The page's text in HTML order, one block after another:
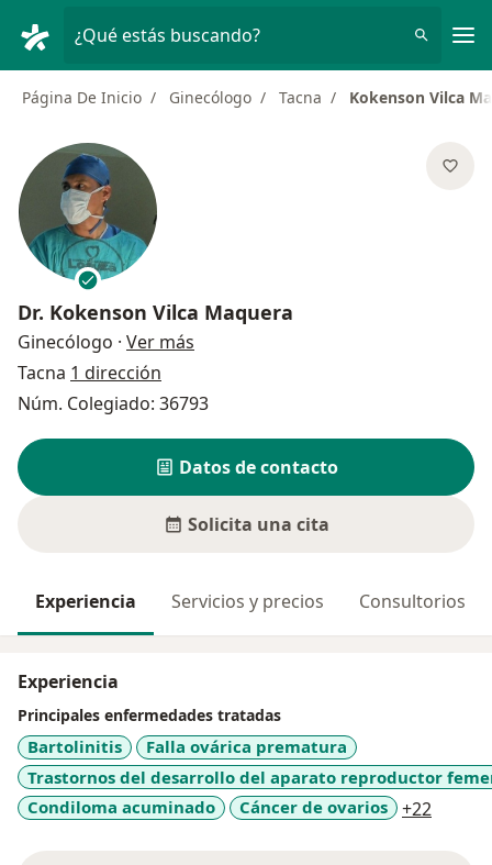
¿Qué estás buscando?
Página De Inicio Ginecólogo Tacna Kokenson Vilca
Dr. Kokenson Vilca Maquera
Ginecólogo · Ver más
Tacna 1 dirección
Núm. Colegiado: 36793
Datos de contacto
Solicita una cita
Experiencia Servicios y precios Consultorios
Experiencia
Principales enfermedades tratadas
Bartolinitis
Falla ovárica prematura
Trastornos del desarrollo del aparato reproductor
Condiloma acuminado
Cáncer de ovarios +22